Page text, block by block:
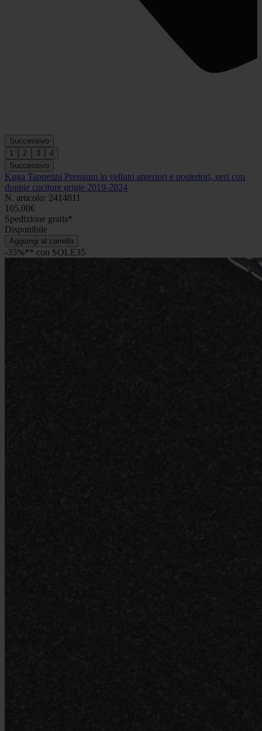
Successivo
1
2 3
4
Successivo
Kuga Tappetini Premium in velluto anteriori e posteriori, neri con
doppie cuciture grigie 2019-2024
N. articolo: 2414811
105,00€
Spedizione gratis*
Disponibile
Aggiungi al carrello
-35%** con SOLE35